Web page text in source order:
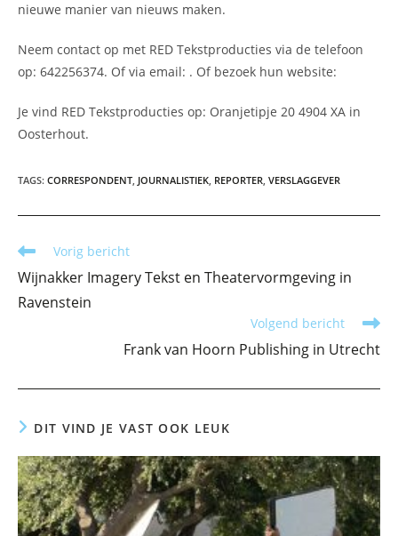
nieuwe manier van nieuws maken.
Neem contact op met RED Tekstproducties via de telefoon
op: 642256374. Of via email: . Of bezoek hun website:
Je vind RED Tekstproducties op: Oranjetipje 20 4904 XA in
Oosterhout.
TAGS: CORRESPONDENT, JOURNALISTIEK, REPORTER, VERSLAGGEVER
Lees
artikelen
Vorig bericht
Wijnakker Imagery Tekst en Theatervormgeving in
Ravenstein
Volgend bericht
Frank van Hoorn Publishing in Utrecht
DIT VIND JE VAST OOK LEUK